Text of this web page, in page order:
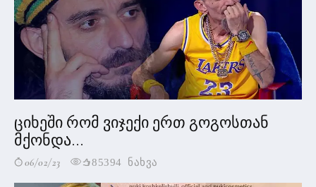
ციხეში რომ ვიჯექი ერთ გოგოსთან
მქონდა...
06/02/23 85394 ნახვა